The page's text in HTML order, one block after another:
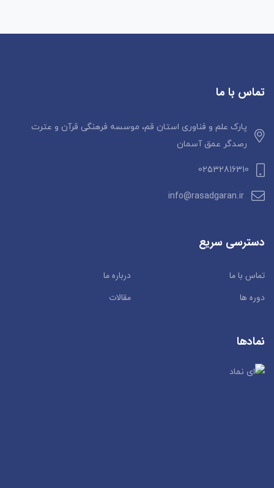
تماس با ما
پارک علم و فناوری استان قم، موسسه فرهنگی قرآن و عترت
رصدگر عمق آسمان
02532816310
info@rasadgaran.ir
دسترسی سریع
تماس با ما
درباره ما
دوره ها
مقالات
نمادها